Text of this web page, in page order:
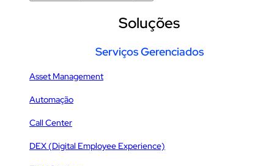
Soluções
Serviços Gerenciados
Asset Management
Automação
Call Center
DEX (Digital Employee Experience)